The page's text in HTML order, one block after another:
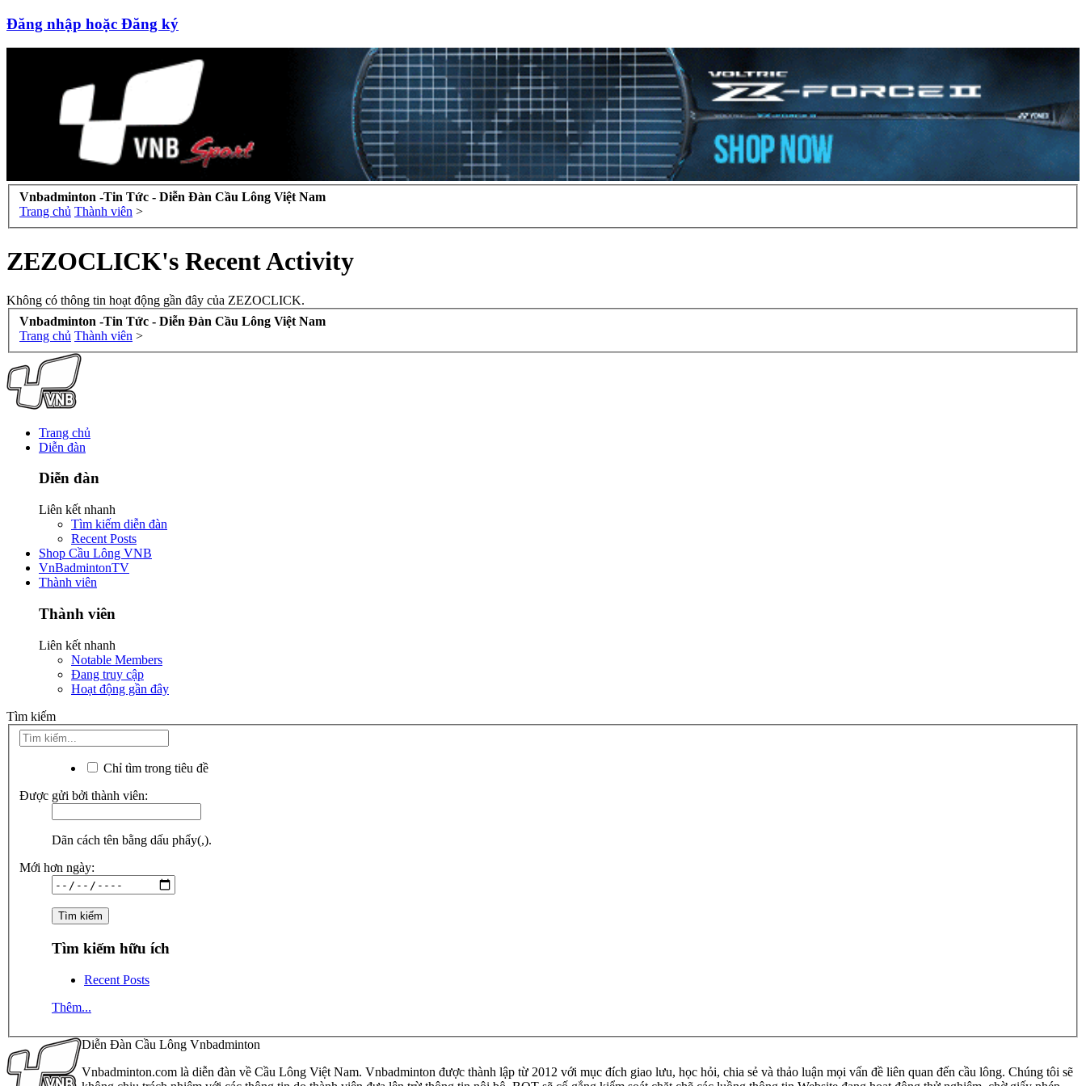
Đăng nhập hoặc Đăng ký
Vnbadminton -Tin Tức - Diễn Đàn Cầu Lông Việt Nam
Trang chủ Thành viên >
ZEZOCLICK's Recent Activity
Không có thông tin hoạt động gần đây của ZEZOCLICK.
Vnbadminton -Tin Tức - Diễn Đàn Cầu Lông Việt Nam
Trang chủ Thành viên >
Trang chủ
Diễn đàn
Diễn đàn
Liên kết nhanh
Tìm kiếm diễn đàn
Recent Posts
Shop Cầu Lông VNB
VnBadmintonTV
Thành viên
Thành viên
Liên kết nhanh
Notable Members
Đang truy cập
Hoạt động gần đây
Tìm kiếm
Chỉ tìm trong tiêu đề
Được gửi bởi thành viên:
Dãn cách tên bằng dấu phẩy(,).
Mới hơn ngày:
Tìm kiếm hữu ích
Recent Posts
Thêm...
Diễn Đàn Cầu Lông Vnbadminton
Vnbadminton.com là diễn đàn về Cầu Lông Việt Nam. Vnbadminton được thành lập từ 2012 với mục đích giao lưu, học hỏi, chia sẻ và thảo luận mọi vấn đề liên quan đến cầu lông. Chúng tôi sẽ